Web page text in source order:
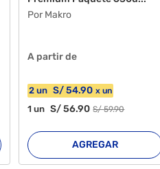
Por Makro
A partir de
2 un S/54.90 xun
1un S/56.90 S/59.90
AGREGAR